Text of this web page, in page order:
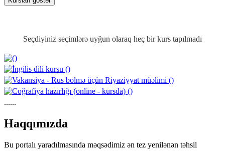
Seçdiyiniz seçimlərə uyğun olaraq heç bir kurs tapılmadı
......
Haqqımızda
Bu portalı yaradılmasında məqsədimiz ən tez yenilənən təhsil